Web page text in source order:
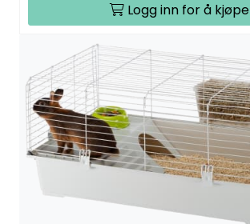
Logg inn for å kjøpe